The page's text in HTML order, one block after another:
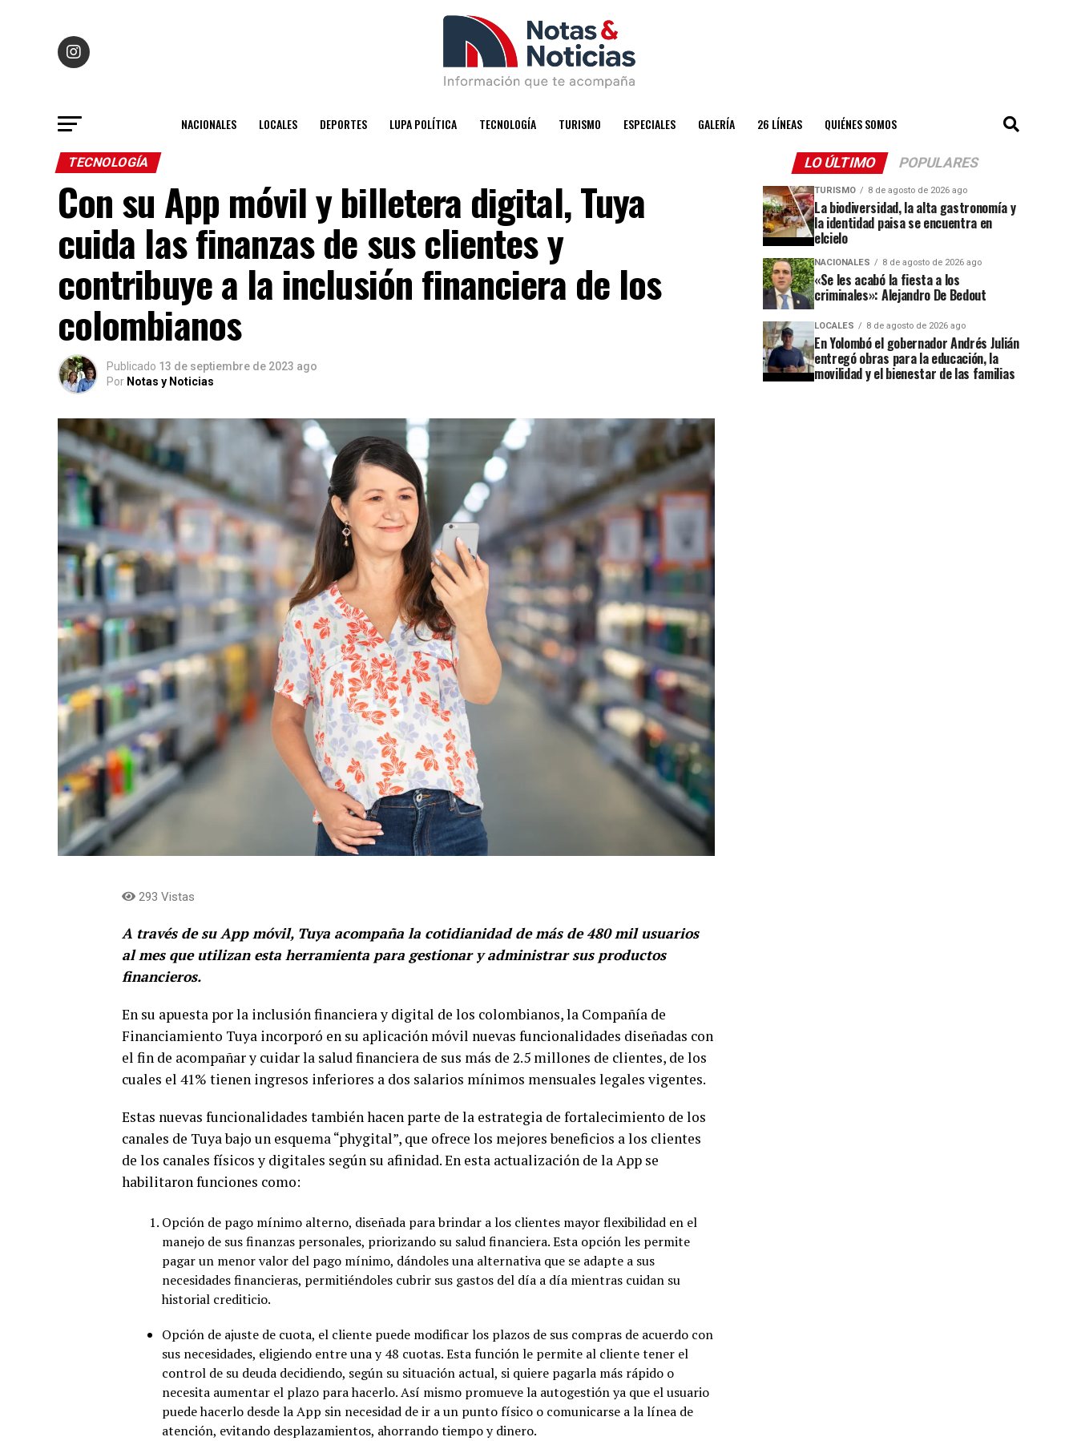
NACIONALES LOCALES DEPORTES LUPA POLÍTICA TECNOLOGÍA TURISMO ESPECIALES GALERÍA 26 LÍNEAS QUIÉNES SOMOS
TECNOLOGÍA
Con su App móvil y billetera digital, Tuya
cuida las finanzas de sus clientes y
contribuye a la inclusión financiera de los
colombianos
Publicado 13 de septiembre de 2023 ago
Por Notas y Noticias
293 Vistas
A través de su App móvil, Tuya acompaña la cotidianidad de más de 480 mil usuarios
al mes que utilizan esta herramienta para gestionar y administrar sus productos
financieros.
En su apuesta por la inclusión financiera y digital de los colombianos, la Compañía de
Financiamiento Tuya incorporó en su aplicación móvil nuevas funcionalidades diseñadas con
el fin de acompañar y cuidar la salud financiera de sus más de 2.5 millones de clientes, de los
cuales el 41% tienen ingresos inferiores a dos salarios mínimos mensuales legales vigentes.
Estas nuevas funcionalidades también hacen parte de la estrategia de fortalecimiento de los
canales de Tuya bajo un esquema “phygital”, que ofrece los mejores beneficios a los clientes
de los canales físicos y digitales según su afinidad. En esta actualización de la App se
habilitaron funciones como:
Opción de pago mínimo alterno, diseñada para brindar a los clientes mayor flexibilidad en el
manejo de sus finanzas personales, priorizando su salud financiera. Esta opción les permite
pagar un menor valor del pago mínimo, dándoles una alternativa que se adapte a sus
necesidades financieras, permitiéndoles cubrir sus gastos del día a día mientras cuidan su
historial crediticio.
Opción de ajuste de cuota, el cliente puede modificar los plazos de sus compras de acuerdo con
sus necesidades, eligiendo entre una y 48 cuotas. Esta función le permite al cliente tener el
control de su deuda decidiendo, según su situación actual, si quiere pagarla más rápido o
necesita aumentar el plazo para hacerlo. Así mismo promueve la autogestión ya que el usuario
puede hacerlo desde la App sin necesidad de ir a un punto físico o comunicarse a la línea de
atención, evitando desplazamientos, ahorrando tiempo y dinero.
LO ÚLTIMO POPULARES
TURISMO 8 de agosto de 2026 ago
La biodiversidad, la alta gastronomía y
la identidad paisa se encuentra en
elcielo
NACIONALES 8 de agosto de 2026 ago
«Se les acabó la fiesta a los
criminales»: Alejandro De Bedout
LOCALES 8 de agosto de 2026 ago
En Yolombó el gobernador Andrés Julián
entregó obras para la educación, la
movilidad y el bienestar de las familias